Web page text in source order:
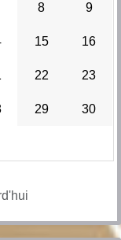
8 9
15 16
22 23
29 30